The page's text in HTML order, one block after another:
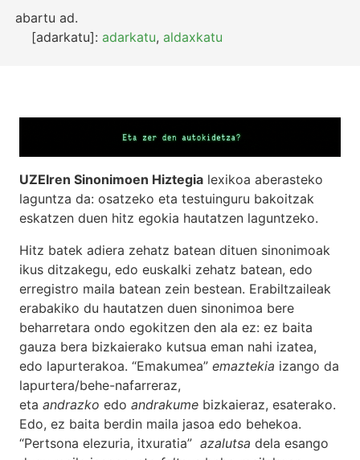
abartu ad.
[adarkatu]:adarkatu,aldaxkatu
UZEIren Sinonimoen Hiztegia lexikoa aberasteko
laguntza da: osatzeko eta testuinguru bakoitzak
eskatzen duen hitz egokia hautatzen laguntzeko.
Hitz batek adiera zehatz batean dituen sinonimoak
ikus ditzakegu, edo euskalki zehatz batean, edo
erregistro maila batean zein bestean. Erabiltzaileak
erabakiko du hautatzen duen sinonimoa bere
beharretara ondo egokitzen den ala ez: ez baita
gauza bera bizkaierako kutsua eman nahi izatea,
edo lapurterakoa. “Emakumea” emaztekia izango da
lapurtera/behe-nafarreraz,
eta andrazko edo andrakume bizkaieraz, esaterako.
Edo, ez baita berdin maila jasoa edo behekoa.
“Pertsona elezuria, itxuratia” azalutsa dela esango